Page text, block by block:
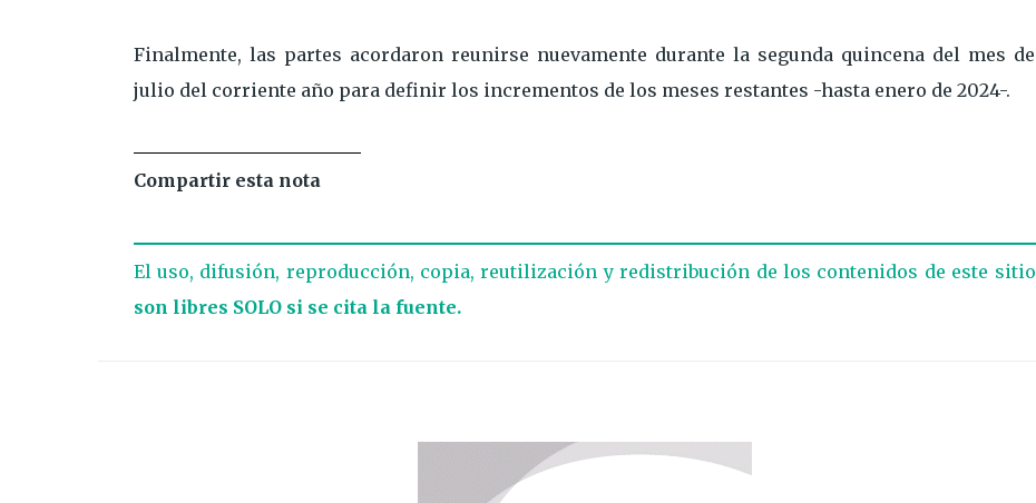
Finalmente, las partes acordaron reunirse nuevamente durante la segunda quincena del mes de
julio del corriente año para definir los incrementos de los meses restantes -hasta enero de 2024-.
Compartir esta nota
El uso, difusión, reproducción, copia, reutilización y redistribución de los contenidos de este sitio
son libres SOLO si se cita la fuente.